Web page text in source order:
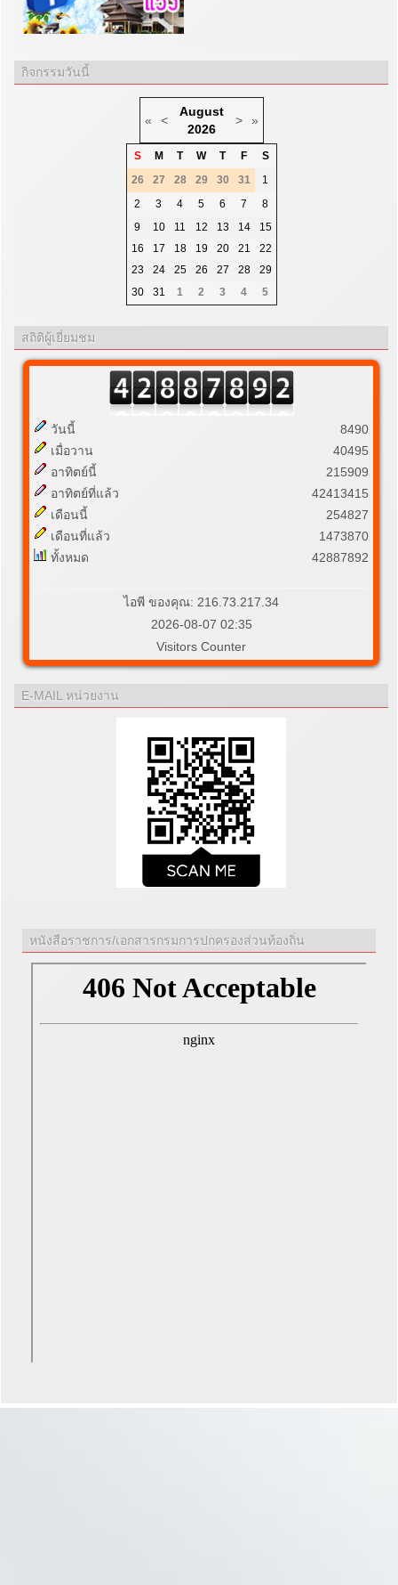
กิจกรรมวันนี้
« <
August
2026
> »
S M T W T F
S
26
27 28 29 30 31
1
2
3 4 5 6 7
8
9
10 11 12 13 14
15
16
17 18 19 20 21
22
23
24 25 26 27 28
29
30
31 1 2 3 4 5
สถิติผู้เยี่ยมชม
วันนี้
เมื่อวาน
อาทิตย์นี้
อาทิตย์ที่แล้ว
เดือนนี้
เดือนที่แล้ว
ทั้งหมด
8490
40495
215909
42413415
254827
1473870
42887892
ไอพี ของคุณ: 216.73.217.34
2026-08-07 02:35
Visitors Counter
E-MAIL หน่วยงาน
หนังสือราชการ/เอกสารกรมการปกครองส่วนท้องถิ่น